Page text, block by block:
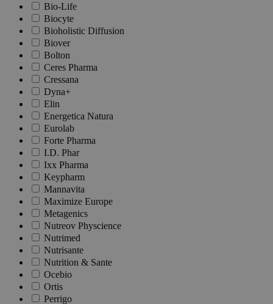
Bio-Life
Biocyte
Bioholistic Diffusion
Biover
Bolton
Ceres Pharma
Cressana
Dyna+
Elin
Energetica Natura
Eurolab
Forte Pharma
I.D. Phar
Ixx Pharma
Keypharm
Mannavita
Maximize Europe
Metagenics
Nutreov Physcience
Nutrimed
Nutrisante
Nutrition & Sante
Ocebio
Ortis
Perrigo